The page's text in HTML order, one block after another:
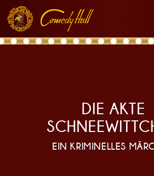
Hauptnavigation
Inhalt
Fußnavigation
D
DIE AKTE
EIN KRIMINELLES